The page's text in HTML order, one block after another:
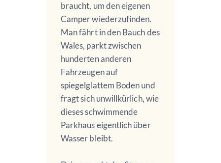
braucht, um den eigenen
Camper wiederzufinden.
Man fährt in den Bauch des
Wales, parkt zwischen
hunderten anderen
Fahrzeugen auf
spiegelglattem Boden und
fragt sich unwillkürlich, wie
dieses schwimmende
Parkhaus eigentlich über
Wasser bleibt.